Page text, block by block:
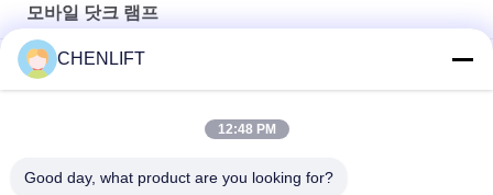
모바일 닷크 램프
10톤 적재 용량 이동식 도크 램프, 컨테이너 하역 램프
CHENLIFT
12:48 PM
Good day, what product are you looking for?